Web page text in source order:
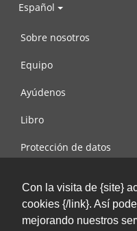
Con la visita de {site}
cookies {/link}. Así
mejorando nuestros
Español
Sobre nosotros
Equipo
Ayúdenos
Libro
Protección de datos
Contáctenos